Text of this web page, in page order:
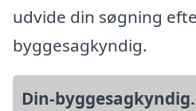
udvide din søgning
byggesagkyndig.
Din-